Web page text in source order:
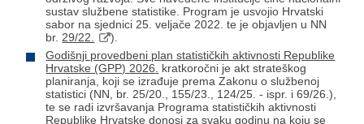
sustav službene statistike. Program je usvojio Hrvatski
sabor na sjednici 25. veljače 2022. te je objavljen u NN
br. 29/22.
).
Godišnji provedbeni plan statističkih aktivnosti Republike
Hrvatske (GPP) 2026
kratkoročni je akt strateškog
planiranja, koji se izrađuje prema Zakonu o službenoj
statistici (NN, br. 25/20., 155/23., 124/25. - ispr. i 69/26.)
te se radi izvršavanja Programa statističkih aktivnosti
Republike Hrvatske donosi za svaku godinu na koju se